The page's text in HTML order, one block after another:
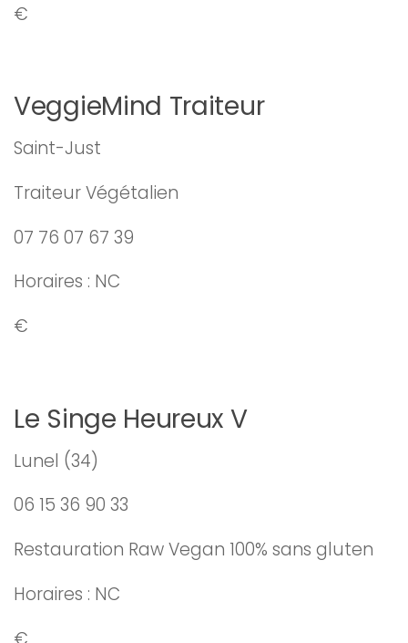
€
VeggieMind Traiteur
Saint-Just
Traiteur Végétalien
07 76 07 67 39
Horaires : NC
€
Le Singe Heureux V
Lunel (34)
06 15 36 90 33
Restauration Raw Vegan 100% sans gluten
Horaires : NC